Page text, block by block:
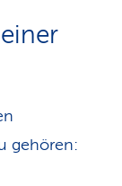
gehören: